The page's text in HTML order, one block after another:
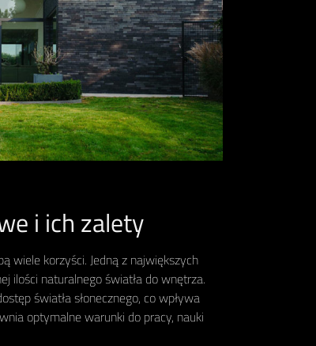
i ich zalety
wiele korzyści. Jedną z największych
ilości naturalnego światła do wnętrza.
światła słonecznego, co wpływa
optymalne warunki do pracy, nauki